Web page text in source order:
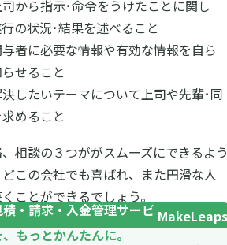
司から指示･命令をうけたことに関し
の状況･結果を述べること
与者に必要な情報や有効な情報を自ら
せること
決したいテーマについて上司や先輩･同
めること
相談の３つががスムーズにできるよ
この会社でも喜ばれ、また円滑な人
ことができるでしょう。
・請求・入金管理サービ MakeLeaps
もっとかんたんに。